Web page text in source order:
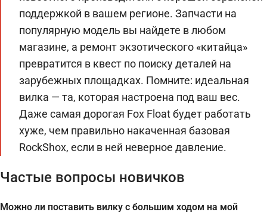
поддержкой в вашем регионе. Запчасти на
популярную модель вы найдете в любом
магазине, а ремонт экзотического «китайца»
превратится в квест по поиску деталей на
зарубежных площадках. Помните: идеальная
вилка — та, которая настроена под ваш вес.
Даже самая дорогая Fox Float будет работать
хуже, чем правильно накаченная базовая
RockShox, если в ней неверное давление.
Частые вопросы новичков
Можно ли поставить вилку с большим ходом на мой